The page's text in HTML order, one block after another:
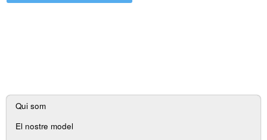
Navegació
secundària
Qui som
El nostre model